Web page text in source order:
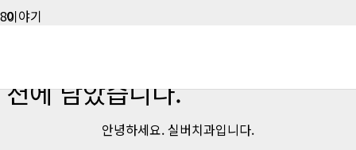
이야기
션에 담았습니다.
안녕하세요. 실버치과입니다.